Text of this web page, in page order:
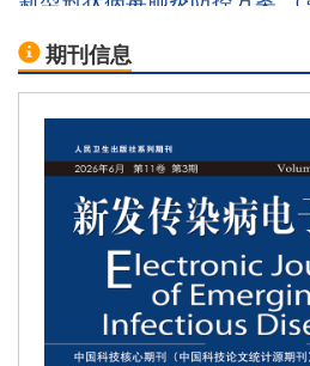
我国发现全球首例人感染
中疾控专家：我国建立免疫屏
周知！16组数字了解新冠疫苗
首版新冠疫苗接种指南发布！
期刊信息